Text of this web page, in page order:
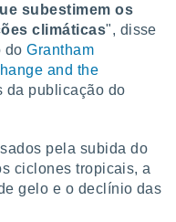
subestimem os
climáticas", disse
doGrantham
and the
da publicação do
pela subida do
ciclones tropicais, a
gelo e o declínio das